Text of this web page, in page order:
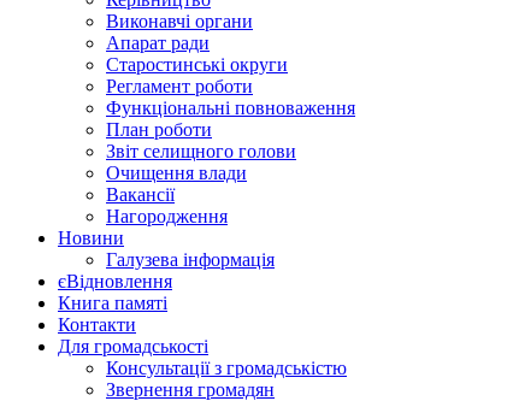
Виконавчі органи
Апарат ради
Старостинські округи
Регламент роботи
Функціональні повноваження
План роботи
Звіт селищного голови
Очищення влади
Вакансії
Нагородження
Новини
Галузева інформація
єВідновлення
Книга памяті
Контакти
Для громадськості
Консультації з громадськістю
Звернення громадян